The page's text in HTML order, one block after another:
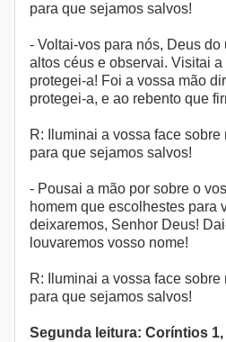
para que sejamos salvos!
- Voltai-vos para nós, Deus
altos céus e observai. Visitai
protegei-a! Foi a vossa mão
protegei-a, e ao rebento que
R: Iluminai a vossa face sobre
para que sejamos salvos!
- Pousai a mão por sobre o
homem que escolhestes para
deixaremos, Senhor Deus!
louvaremos vosso nome!
R: Iluminai a vossa face sobre
para que sejamos salvos!
Segunda leitura: Coríntios 1,